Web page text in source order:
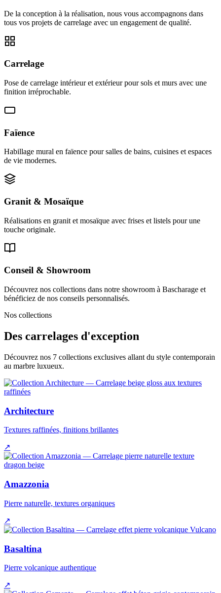
De la conception à la réalisation, nous vous accompagnons dans
tous vos projets de carrelage avec un engagement de qualité.
Carrelage
Pose de carrelage intérieur et extérieur pour sols et murs avec une
finition irréprochable.
Faïence
Habillage mural en faïence pour salles de bains, cuisines et espaces
de vie modernes.
Granit & Mosaïque
Réalisations en granit et mosaïque avec frises et listels pour une
touche originale.
Conseil & Showroom
Découvrez nos collections dans notre showroom à Bascharage et
bénéficiez de nos conseils personnalisés.
Nos collections
Des carrelages d'exception
Découvrez nos 7 collections exclusives allant du style contemporain
au marbre luxueux.
Architecture
Textures raffinées, finitions brillantes
↗
Amazzonia
Pierre naturelle, textures organiques
↗
Basaltina
Pierre volcanique authentique
↗